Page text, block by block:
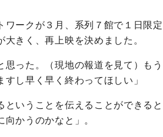
ークが３月、系列７館で１日限定
きく、再上映を決めました。
った。（現地の報道を見て）もう
し早く早く終わってほしい」
いうことを伝えることができると
かうのかなと」。